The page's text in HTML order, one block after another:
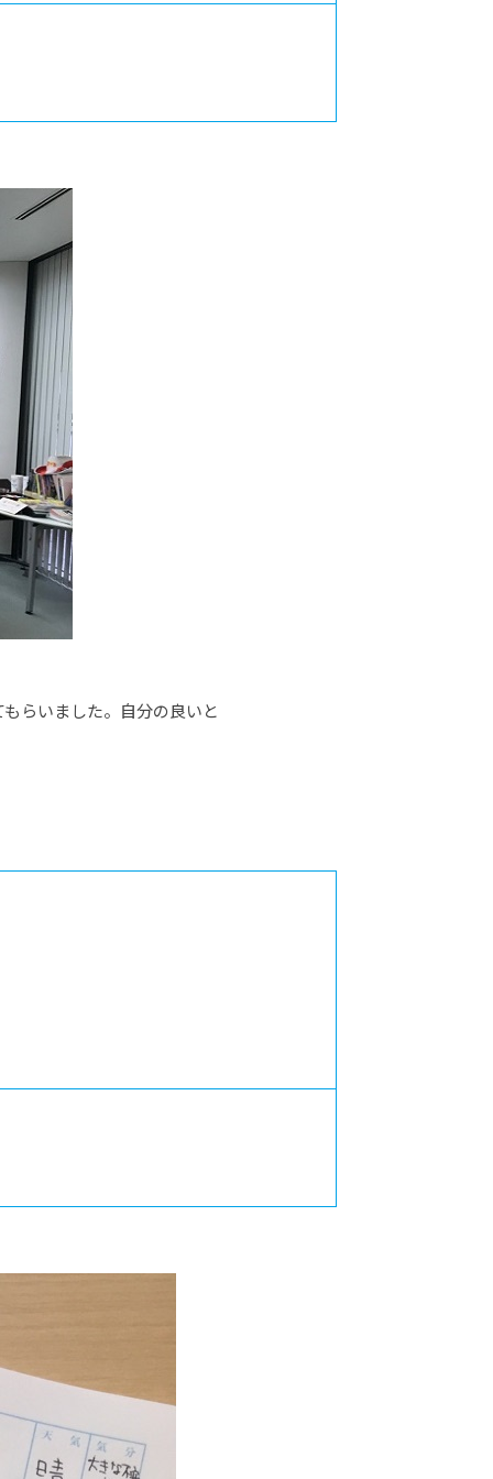
らいました。自分の良いと